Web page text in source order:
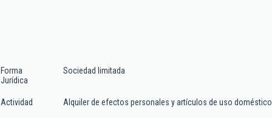
Forma
Jurídica
Sociedad limitada
Actividad Alquiler de efectos personales y artículos de uso doméstico